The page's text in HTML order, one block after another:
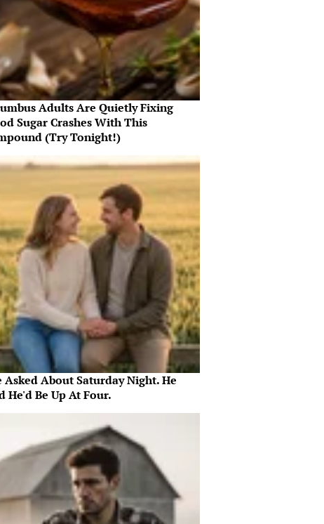
Adults Are Quietly Fixing
Sugar Crashes With This
(Try Tonight!)
Asked About Saturday Night. He
He'd Be Up At Four.